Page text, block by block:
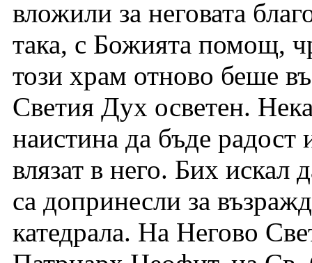
вложили за неговата
така, с Божията помощ,
този храм отново беше
Светия Дух осветен.
наистина да бъде радост
влязат в него. Бих искал
са допринесли за
катедрала. На Негово